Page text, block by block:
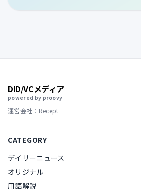
DID/VCメディア
powered by proovy
運営会社：Recept
CATEGORY
デイリーニュース
オリジナル
用語解説